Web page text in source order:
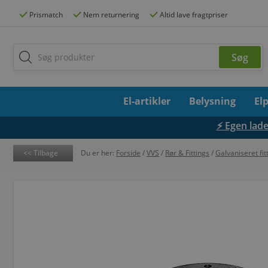
Prismatch Nem returnering Altid lave fragtpriser
El-artikler Belysning
⚡ Egen
Tilbage Du er her: Forside /VVS / Rør & Fittings / Galvaniseret